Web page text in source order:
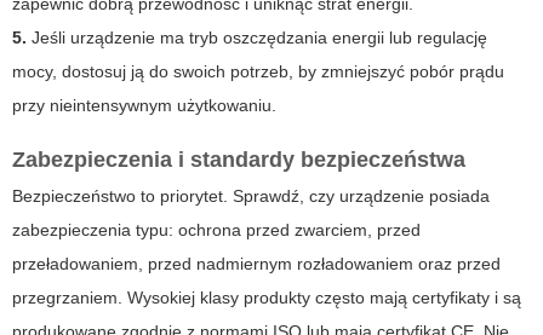
zapewnić dobrą przewodność i uniknąć strat energii.
5. Jeśli urządzenie ma tryb oszczędzania energii lub regulację
mocy, dostosuj ją do swoich potrzeb, by zmniejszyć pobór prądu
przy nieintensywnym użytkowaniu.
Zabezpieczenia i standardy bezpieczeństwa
Bezpieczeństwo to priorytet. Sprawdź, czy urządzenie posiada
zabezpieczenia typu: ochrona przed zwarciem, przed
przeładowaniem, przed nadmiernym rozładowaniem oraz przed
przegrzaniem. Wysokiej klasy produkty często mają certyfikaty i są